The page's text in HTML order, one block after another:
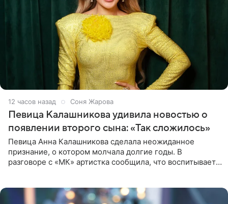
12 часов назад Соня Жарова
Певица Калашникова удивила новостью о
появлении второго сына: «Так сложилось»
Певица Анна Калашникова сделала неожиданное
признание, о котором молчала долгие годы. В
разговоре с «МК» артистка сообщила, что воспитывает